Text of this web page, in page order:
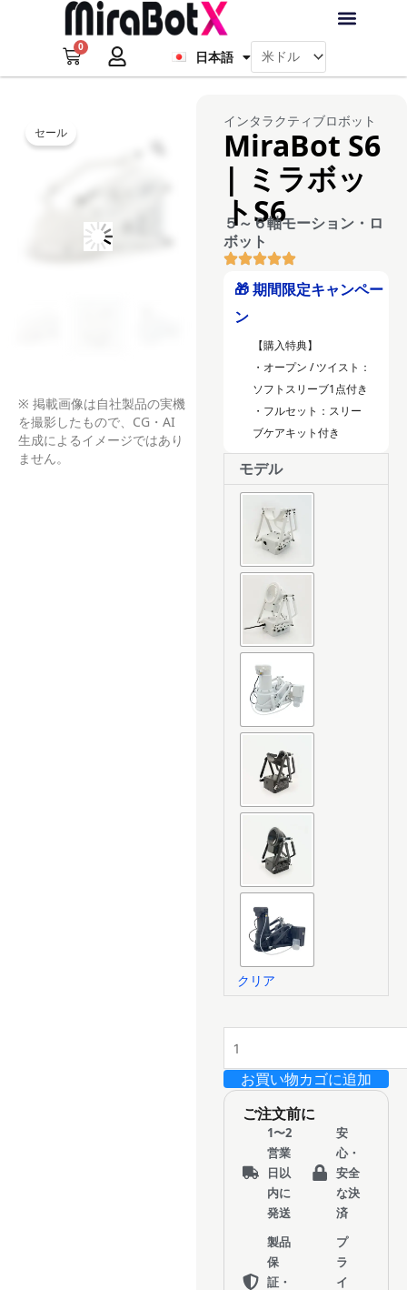
ス
0
Cart 日本語
Français
Deutsch
セール
※ 掲載画像は自社製品の実機
を撮影したもので、CG・AI
生成によるイメージではあり
ません。
インタラクティブロボット
MiraBot S6
| ミラボッ
トS6
５～６軸モーション・ロ
ボット
🎁 期間限定キャンペー
ン
【購入特典】
・オープン / ツイスト：
ソフトスリーブ1点付き
・フルセット：スリー
ブケアキット付き
モデル
クリア
MiraBot
S6
お買い物カゴに追加
ご注文前に
1〜2
営業
日以
内に
発送
製品
保
証・
安
心・
安全
な決
済
プ
ラ
イ